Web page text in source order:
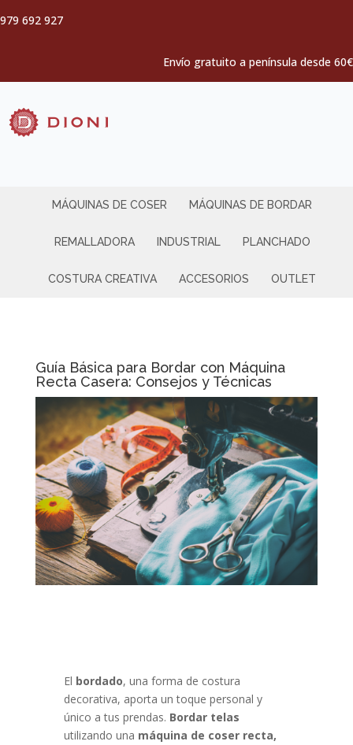
979 692 927
Envío gratuito a península desde 60€
MÁQUINAS DE COSER MÁQUINAS DE BORDAR
REMALLADORA INDUSTRIAL PLANCHADO
COSTURA CREATIVA ACCESORIOS OUTLET
Guía Básica para Bordar con Máquina
Recta Casera: Consejos y Técnicas
El bordado, una forma de costura
decorativa, aporta un toque personal y
único a tus prendas. Bordar telas
utilizando una máquina de coser recta,